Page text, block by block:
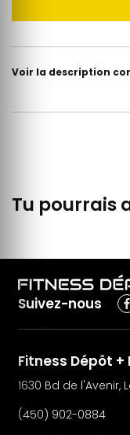
Voir la description
Tu pourrais
Suivez-nous
Fitness Dépôt +
1630 Bd de l'Avenir,
(450) 902-0884